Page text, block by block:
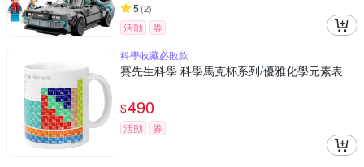
5 (2)
活動
券
科學收藏必敗款
賽先生科學 科學馬克杯系列/優雅化學元素表
$490
活動 券